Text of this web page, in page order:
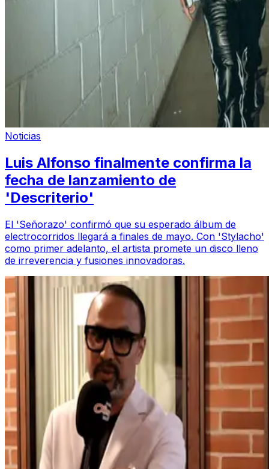
Noticias
Luis Alfonso finalmente confirma la
fecha de lanzamiento de
'Descriterio'
El 'Señorazo' confirmó que su esperado álbum de
electrocorridos llegará a finales de mayo. Con 'Stylacho'
como primer adelanto, el artista promete un disco lleno
de irreverencia y fusiones innovadoras.